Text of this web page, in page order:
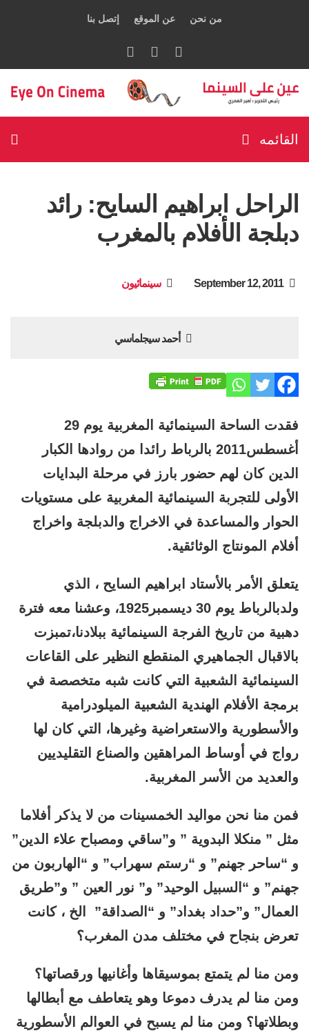
من نحن عن الموقع إتصل بنا
القائمه
الراحل ابراهيم السايح: رائد
دبلجة الأفلام بالمغرب
September 12, 2011 سينمائيون
أحمد سيجلماسي
فقدت الساحة السينمائية المغربية يوم 29
أغسطس2011 بالرباط رائدا من روادها الكبار
الدين كان لهم حضور بارز في مرحلة البدايات
الأولى للتجربة السينمائية المغربية على مستويات
الحوار والمساعدة في الاخراج والدبلجة واخراج
أفلام المونتاج الوثائقية.
يتعلق الأمر بالأستاد ابراهيم السايح ، الذي
ولدبالرباط يوم 30 ديسمبر1925، وعشنا معه فترة
دهبية من تاريخ الفرجة السينمائية ببلادنا،تمبزت
بالاقبال الجماهيري المنقطع النظير على القاعات
السينمائية الشعبية التي كانت شبه متخصصة في
برمجة الأفلام الهندية الشعبية الميلودرامية
والأسطورية والاستعراضية وغيرها، التي كان لها
رواج في أوساط المراهقين والصناع التقليديين
والعديد من الأسر المغربية.
فمن منا نحن مواليد الخمسينات من لا يذكر أفلاما
مثل ” منكلا البدوية ” و”ساقي ومصباح علاء الدين”
و “ساحر جهنم” و “رستم سهراب” و “الهاربون من
جهنم” و “السبيل الوحيد” و” نور العين ” و”طريق
العمال” و”حداد بغداد” و “الصداقة” الخ ، كانت
تعرض بنجاح في مختلف مدن المغرب؟
ومن منا لم يتمتع بموسيقاها وأغانيها ورقصاتها؟
ومن منا لم يدرف دموعا وهو يتعاطف مع أبطالها
وبطلاتها؟ ومن منا لم يسبح في العوالم الأسطورية